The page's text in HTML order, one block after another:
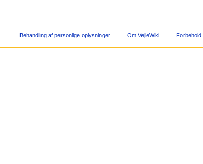
Behandling af personlige oplysninger Om VejleWiki Forbehold